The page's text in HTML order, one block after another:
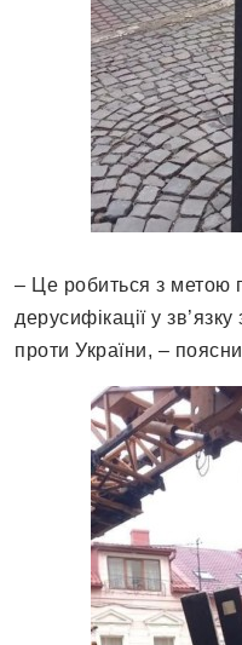
– Це робиться з метою
дерусифікації у
проти України, –